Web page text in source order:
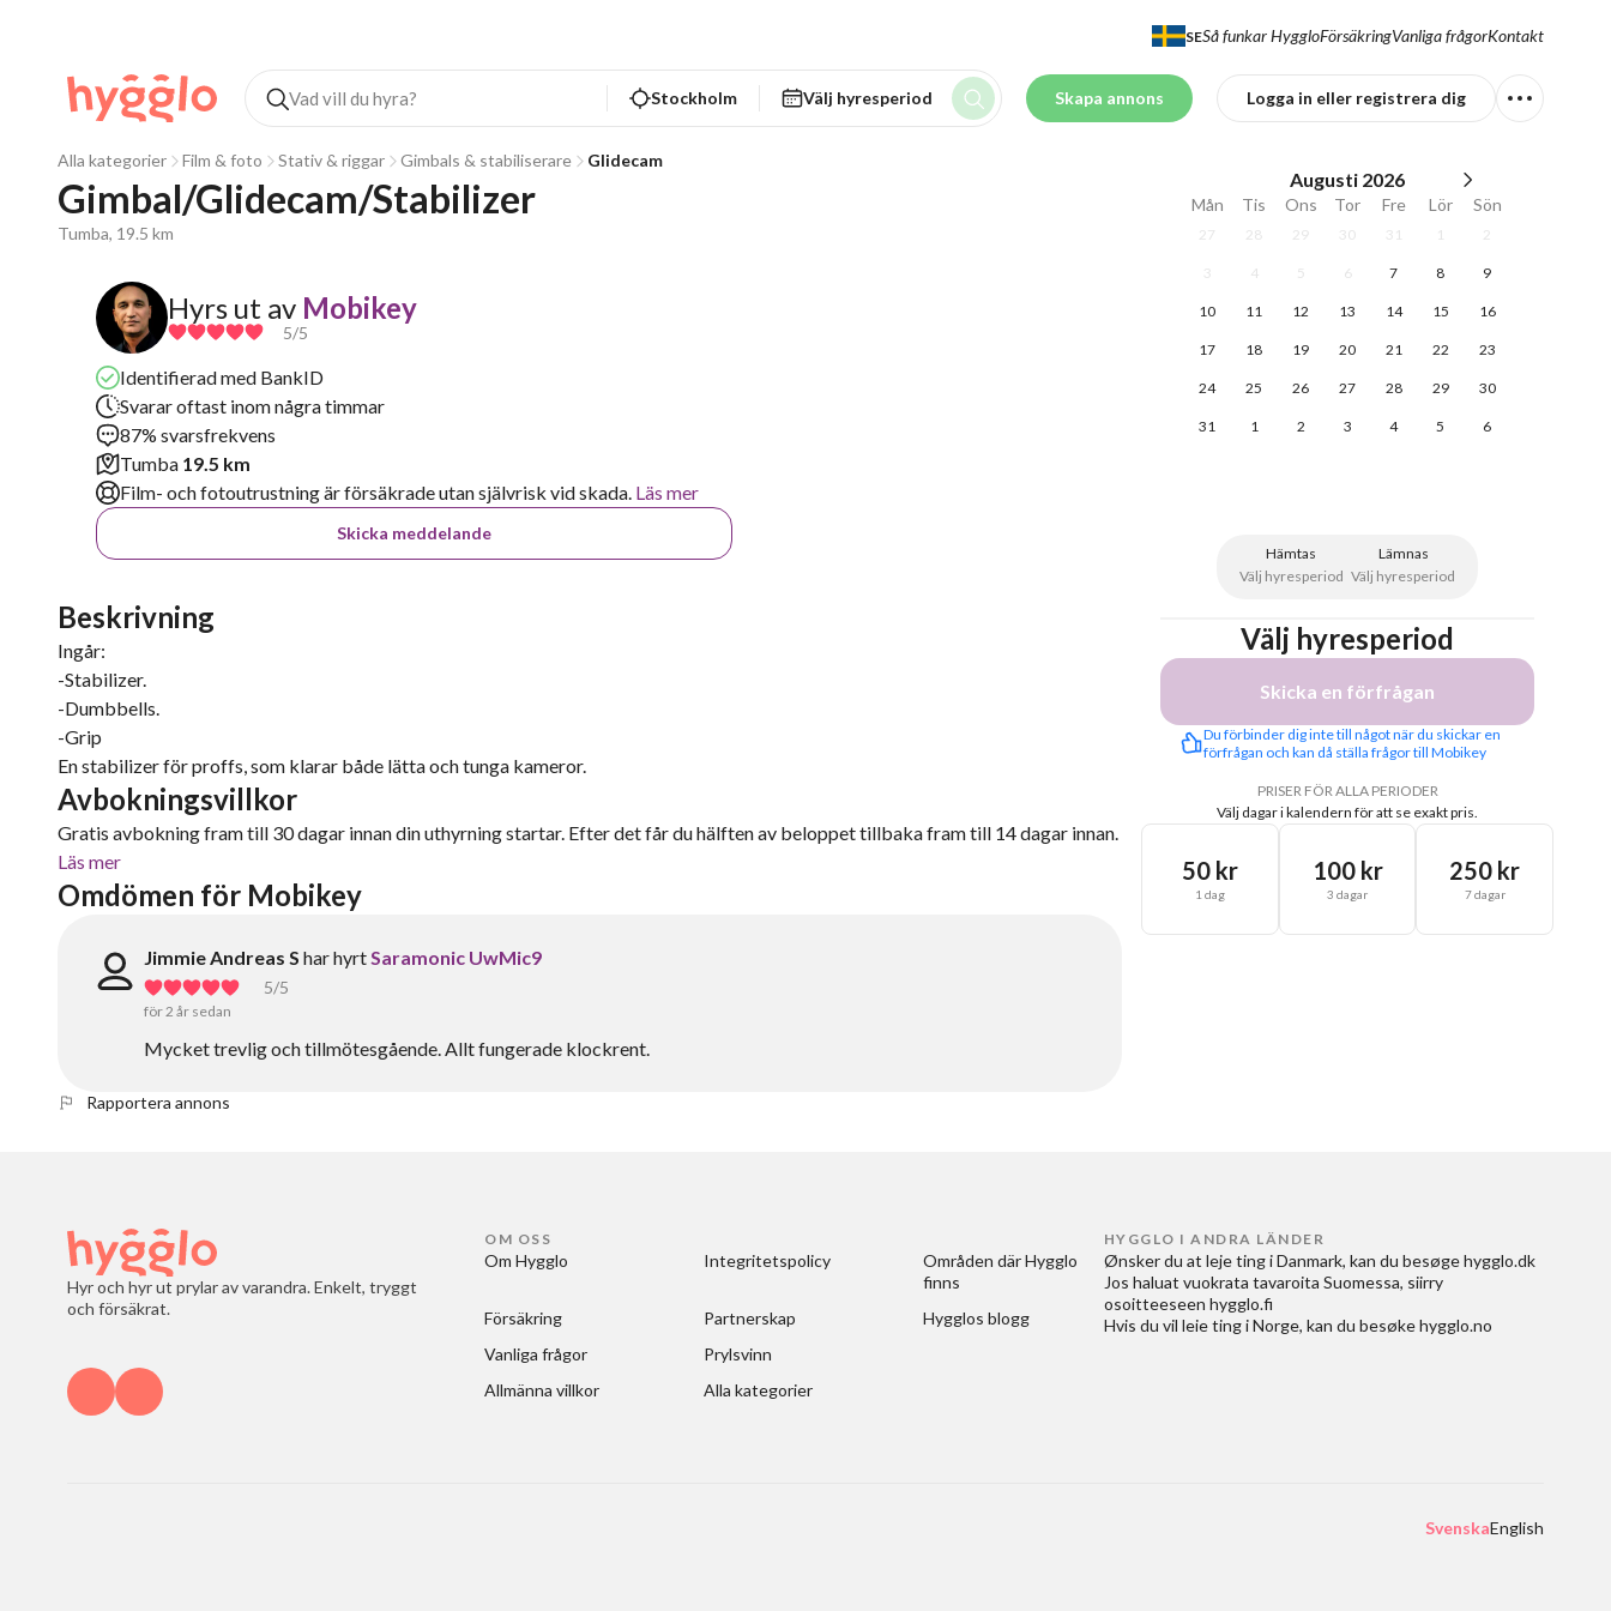
SESå funkar HyggloFörsäkringVanliga frågorKontakt
Stockholm Välj hyresperiod Skapa annons Logga in eller registrera dig
Alla kategorier Film & foto Stativ & riggar Gimbals & stabiliserare Glidecam
Gimbal/Glidecam/Stabilizer
Tumba, 19.5 km
Hyrs ut av Mobikey
5/5
Identifierad med BankID
Svarar oftast inom några timmar
87% svarsfrekvens
Tumba 19.5 km
Film- och fotoutrustning är försäkrade utan självrisk vid skada. Läs mer
Skicka meddelande
Beskrivning
Ingår:
-Stabilizer.
-Dumbbells.
-Grip
En stabilizer för proffs, som klarar både lätta och tunga kameror.
Avbokningsvillkor
Gratis avbokning fram till 30 dagar innan din uthyrning startar. Efter det får du hälften av beloppet tillbaka fram till 14 dagar innan.
Läs mer
Omdömen för Mobikey
Jimmie Andreas S har hyrtSaramonic UwMic9
5/5
för 2 år sedan
Mycket trevlig och tillmötesgående. Allt fungerade klockrent.
Augusti 2026
Mån Tis Ons Tor Fre Lör Sön
27 28 29 30 31 1 2
3 4 5 6 7 8 9
10 11 12 13 14 15 16
17 18 19 20 21 22 23
24 25 26 27 28 29 30
31 1 2 3 4 5 6
Hämtas
Välj hyresperiod
Lämnas
Välj hyresperiod
Välj hyresperiod
Skicka en förfrågan
Du förbinder dig inte till något när du skickar en
förfrågan och kan då ställa frågor till Mobikey
PRISER FÖR ALLA PERIODER
Välj dagar i kalendern för att se exakt pris.
50 kr
1 dag
100 kr
3 dagar
250 kr
7 dagar
Rapportera annons
Hyr och hyr ut prylar av varandra. Enkelt, tryggt
och försäkrat.
OM OSS
Om Hygglo
Försäkring
Vanliga frågor
Allmänna villkor
Integritetspolicy
Partnerskap
Prylsvinn
Alla kategorier
Områden där Hygglo
finns
Hygglos blogg
HYGGLO I ANDRA LÄNDER
Ønsker du at leje ting i Danmark, kan du besøge hygglo.dk
Jos haluat vuokrata tavaroita Suomessa, siirry
osoitteeseen hygglo.fi
Hvis du vil leie ting i Norge, kan du besøke hygglo.no
SvenskaEnglish